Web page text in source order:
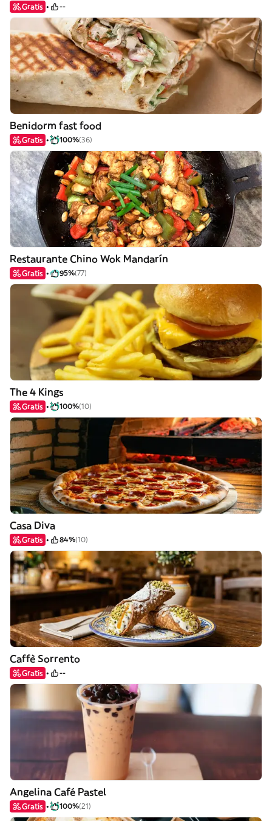
Gratis --
Benidorm fast food
Gratis 100%(36)
Restaurante Chino Wok Mandarín
Gratis 95%(77)
The 4 Kings
Gratis 100%(10)
Casa Diva
Gratis 84%(10)
Caffè Sorrento
Gratis --
Angelina Café Pastel
Gratis 100%(21)